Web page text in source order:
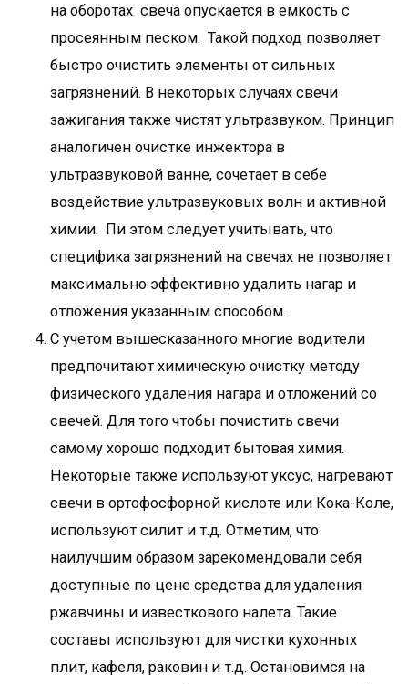
на оборотах свеча опускается в емкость с
просеянным песком. Такой подход позволяет
быстро очистить элементы от сильных
загрязнений. В некоторых случаях свечи
зажигания также чистят ультразвуком. Принцип
аналогичен очистке инжектора в
ультразвуковой ванне, сочетает в себе
воздействие ультразвуковых волн и активной
химии. Пи этом следует учитывать, что
специфика загрязнений на свечах не позволяет
максимально эффективно удалить нагар и
отложения указанным способом.
С учетом вышесказанного многие водители
предпочитают химическую очистку методу
физического удаления нагара и отложений со
свечей. Для того чтобы почистить свечи
самому хорошо подходит бытовая химия.
Некоторые также используют уксус, нагревают
свечи в ортофосфорной кислоте или Кока-Коле,
используют силит и т.д. Отметим, что
наилучшим образом зарекомендовали себя
доступные по цене средства для удаления
ржавчины и известкового налета. Такие
составы используют для чистки кухонных
плит, кафеля, раковин и т.д. Остановимся на